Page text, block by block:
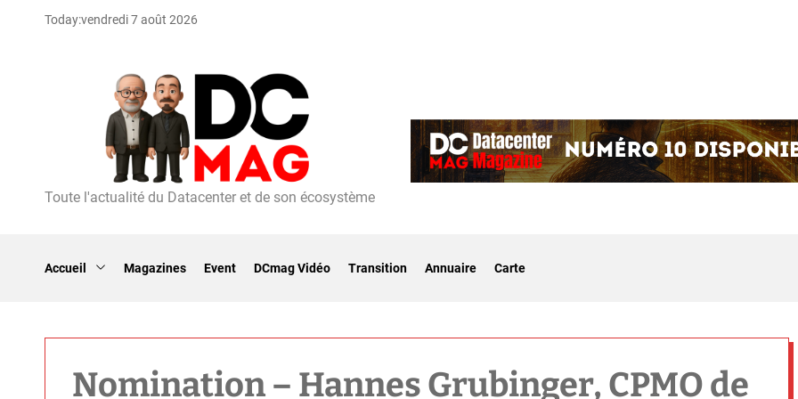
Today:vendredi 7 août 2026
D
Toute l'actualité du Datacenter et de son écosystème
Accueil Magazines Event DCmag Vidéo Transition Annuaire Carte
Nomination – Hannes Grubinger, CPMO de